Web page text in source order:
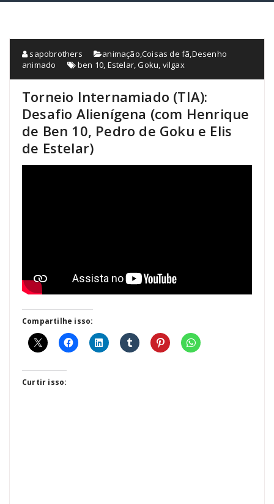
sapobrothers animação,Coisas de fã,Desenho
animado
ben 10, Estelar,Goku, vilgax
Torneio Internamiado (TIA):
Desafio Alienígena (com Henrique
de Ben 10, Pedro de Goku e Elis
de Estelar)
Compartilhe isso:
Curtir isso: